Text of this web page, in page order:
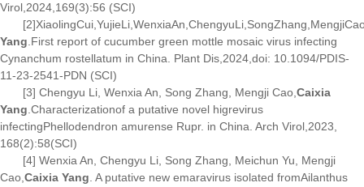
Virol,2024,169(3):56 (SCI)
Yang .First report of cucumber green mottle mosaic virus infecting
Cynanchum rostellatum in China. Plant Dis,2024,doi: 10.1094/PDIS-
11-23-2541-PDN (SCI)
[3] Chengyu Li, Wenxia An, Song Zhang, Mengji Cao, Caixia
Yang .Characterizationof a putative novel higrevirus
infectingPhellodendron amurense Rupr. in China. Arch Virol,2023,
168(2):58(SCI)
[4] Wenxia An, Chengyu Li, Song Zhang, Meichun Yu, Mengji
Cao, Caixia Yang . A putative new emaravirus isolated fromAilanthus